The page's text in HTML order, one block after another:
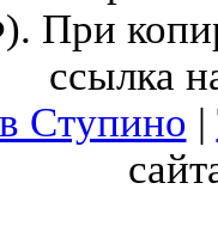
При
ссылка
Ступино |